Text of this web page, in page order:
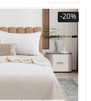
-20%